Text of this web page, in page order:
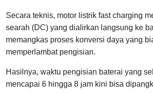
Secara teknis, motor listrik fast charging
searah (DC) yang dialirkan langsung ke
memangkas proses konversi daya yang
memperlambat pengisian.
Hasilnya, waktu pengisian baterai yang
mencapai 6 hingga 8 jam kini bisa